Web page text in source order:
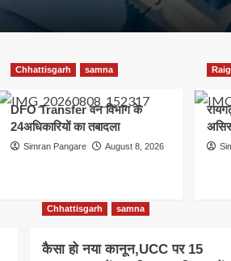
Chhattisgarh samna
DFO Transfer वन विभाग के
24अधिकारियों का तबादला
Simran Pangare August 8, 2026
Chhattisgarh samna
कैसा हो नया कानून,UCC पर 15